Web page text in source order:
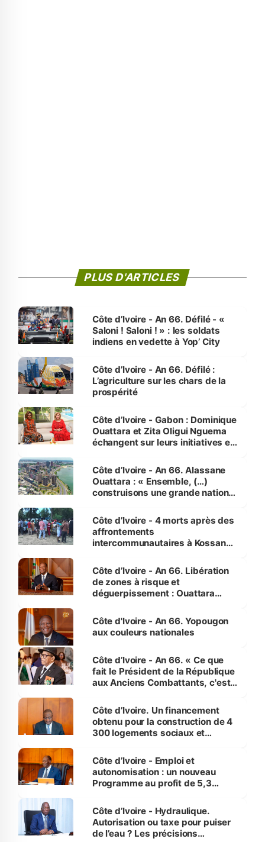
PLUS D'ARTICLES
Côte d’Ivoire - An 66. Défilé - «
Saloni ! Saloni ! » : les soldats
indiens en vedette à Yop’ City
Côte d’Ivoire - An 66. Défilé :
L’agriculture sur les chars de la
prospérité
Côte d’Ivoire - Gabon : Dominique
Ouattara et Zita Oligui Nguema
échangent sur leurs initiatives en
enfants
Côte d’Ivoire - An 66. Alassane
Ouattara : « Ensemble, (…)
construisons une grande nation
générations futures »
Côte d’Ivoire - 4 morts après des
affrontements
intercommunautaires à Kossandji
milieu des sinistrés
Côte d’Ivoire - An 66. Libération
de zones à risque et
déguerpissement : Ouattara
l'Etat de droit pour préserver les
vies humaines »
Côte d'Ivoire - An 66. Yopougon
aux couleurs nationales
Côte d’Ivoire - An 66. « Ce que
fait le Président de la République
aux Anciens Combattants, c'est
Côte d’Ivoire. Un financement
obtenu pour la construction de 4
300 logements sociaux et
et Yamoussoukro
Côte d’Ivoire - Emploi et
autonomisation : un nouveau
Programme au profit de 5,3
Côte d’Ivoire - Hydraulique.
Autorisation ou taxe pour puiser
de l’eau ? Les précisions